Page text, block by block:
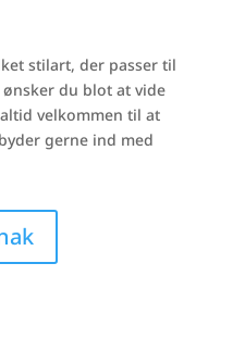
stilart, der passer til
du blot at vide
velkommen til at
gerne ind med